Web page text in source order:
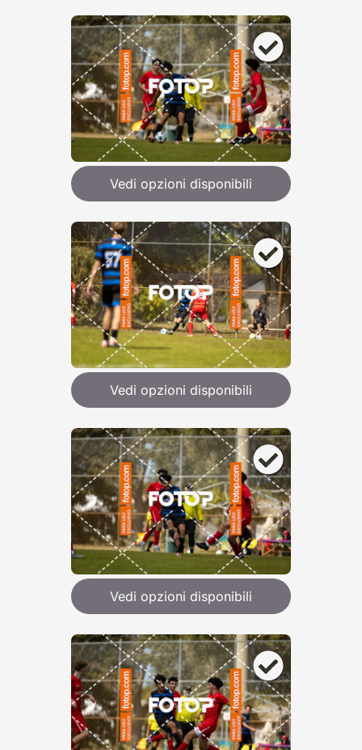
Vedi opzioni disponibili
Vedi opzioni disponibili
Vedi opzioni disponibili